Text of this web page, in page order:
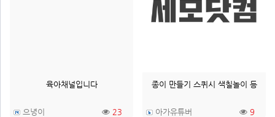
육아채널입니다
으녕이 23
종이 만들기 스퀴시 색칠놀이 등
아가유튜버 9